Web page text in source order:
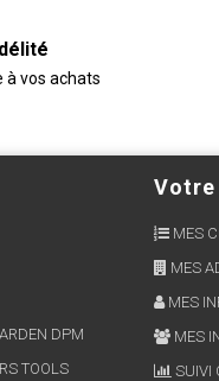
à vos achats
DPM
TOOLS
MES
MES
MES
MES
SUIVI